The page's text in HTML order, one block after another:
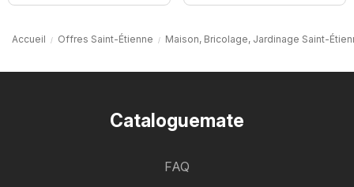
Accueil Offres Saint-Étienne Maison, Bricolage, Jardinage Saint-
Cataloguemate
FAQ